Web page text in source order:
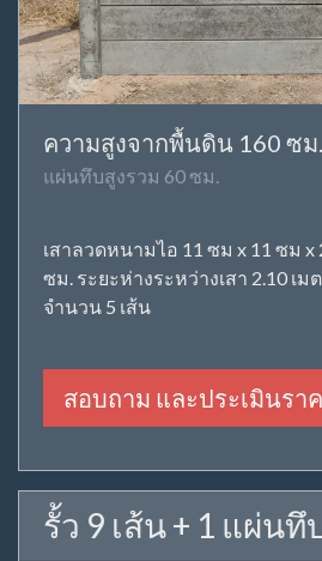
ความสูงจากพื้นดิน 160 ซม.
แผ่นทึบสูงรวม 60 ซม.
เสาลวดหนามไอ 11 ซม x 11 ซม x
ซม. ระยะห่างระหว่างเสา 2.10 เ
จำนวน 5 เส้น
สอบถาม และประเมินรา
รั้ว 9 เส้น + 1 แผ่นทึ